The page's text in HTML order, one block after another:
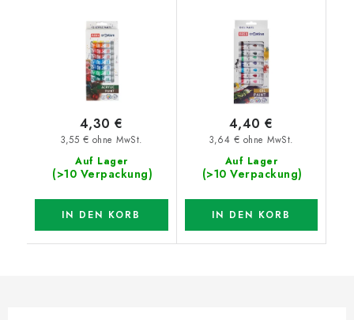
Auf Lager
(>10 Verpackung)
3,55 € ohne MwSt.
4,30 €
IN DEN KORB
Auf Lager
(>10 Verpackung)
3,64 € ohne MwSt.
4,40 €
IN DEN KORB